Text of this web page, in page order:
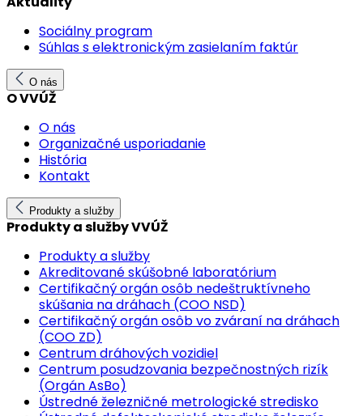
Sociálny program
Súhlas s elektronickým zasielaním faktúr
O nás
O VVÚŽ
O nás
Organizačné usporiadanie
História
Kontakt
Produkty a služby
Produkty a služby VVÚŽ
Produkty a služby
Akreditované skúšobné laboratórium
Certifikačný orgán osôb nedeštruktívneho
skúšania na dráhach (COO NSD)
Certifikačný orgán osôb vo zváraní na dráhach
(COO ZD)
Centrum dráhových vozidiel
Centrum posudzovania bezpečnostných rizík
(Orgán AsBo)
Ústredné železničné metrologické stredisko